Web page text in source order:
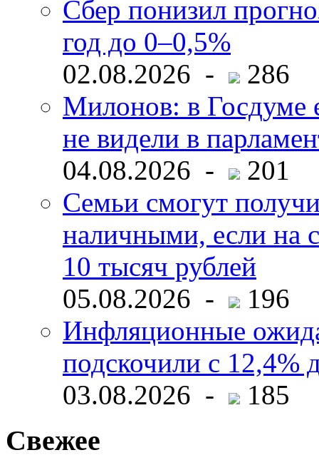
Сбер понизил
год до 0–0,5%
02.08.2026 -
286
Милонов: в Госдуме
не видели в
04.08.2026 -
201
Семьи смогут
наличными, если на
10 тысяч рублей
05.08.2026 -
196
Инфляционные
подскочили с 12,4%
03.08.2026 -
185
Свежее